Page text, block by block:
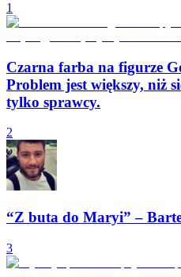
1
Czarna farba na figurze
Problem jest większy, niż
tylko sprawcy.
2
“Z buta do Maryi” –
3